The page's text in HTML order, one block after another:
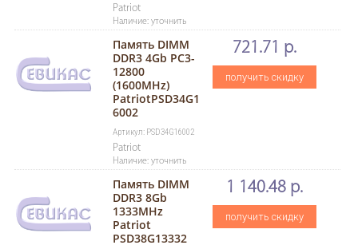
Patriot
Наличие: уточнить
Память DIMM
DDR3 4Gb PC3-
12800
(1600MHz)
PatriotPSD34G1
6002
Артикул: PSD34G16002
Patriot
Наличие: уточнить
721.71 р.
получить скидку
Память DIMM
DDR3 8Gb
1333MHz
Patriot
PSD38G13332
1 140.48 р.
получить скидку